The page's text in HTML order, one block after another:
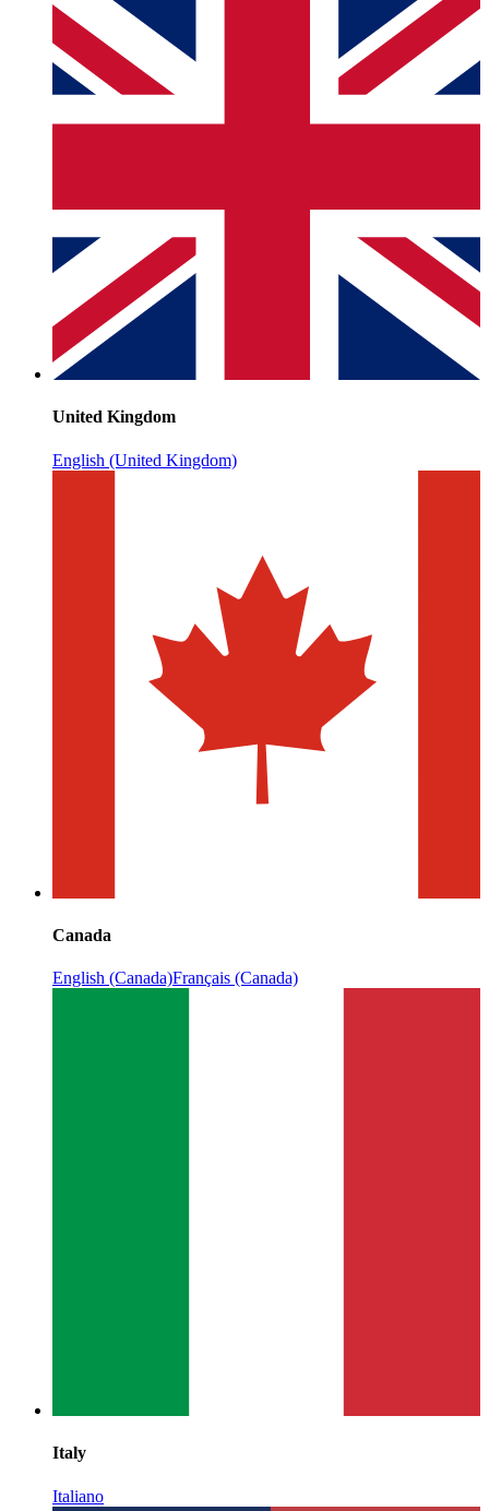
United Kingdom
English (United Kingdom)
Canada
English (Canada)Français (Canada)
Italy
Italiano